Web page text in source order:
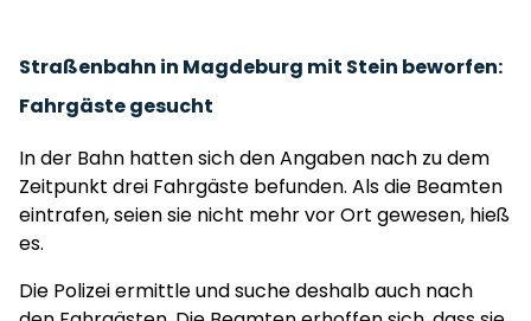
Straßenbahn in Magdeburg mit Stein beworfen:
Fahrgäste gesucht
In der Bahn hatten sich den Angaben nach zu dem
Zeitpunkt drei Fahrgäste befunden. Als die Beamten
eintrafen, seien sie nicht mehr vor Ort gewesen, hieß
es.
Die Polizei ermittle und suche deshalb auch nach